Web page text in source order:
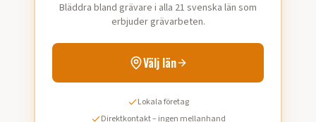
Bläddra bland grävare i alla 21 svenska län som
erbjuder grävarbeten.
Välj län
Lokala företag
Direktkontakt – ingen mellanhand